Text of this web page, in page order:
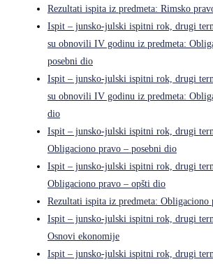
Rezultati ispita iz predmeta: Rimsko
Ispit – junsko-julski ispitni rok, drugi
su obnovili IV godinu iz predmeta:
posebni dio
Ispit – junsko-julski ispitni rok, drugi
su obnovili IV godinu iz predmeta:
dio
Ispit – junsko-julski ispitni rok, drugi
Obligaciono pravo – posebni dio
Ispit – junsko-julski ispitni rok, drugi
Obligaciono pravo – opšti dio
Rezultati ispita iz predmeta: Obligaciono
Ispit – junsko-julski ispitni rok, drugi
Osnovi ekonomije
Ispit – junsko-julski ispitni rok, drugi